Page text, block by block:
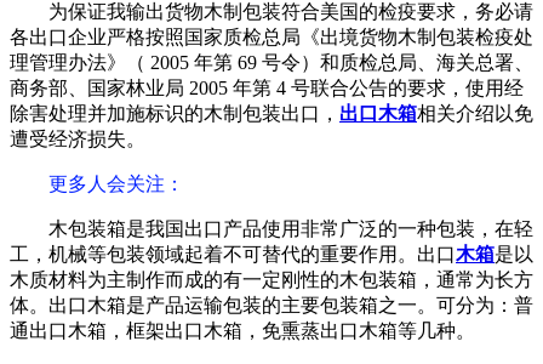
为保证我输出货物木制包装符合美国的检疫要求，务必请
各出口企业严格按照国家质检总局《出境货物木制包装检疫处
理管理办法》（ 2005 年第 69 号令）和质检总局、海关总署、
商务部、国家林业局 2005 年第 4 号联合公告的要求，使用经
除害处理并加施标识的木制包装出口， 出口木箱相关介绍以免
遭受经济损失。
更多人会关注 ：
木包装箱是我国出口产品使用非常广泛的一种包装，在轻
工，机械等包装领域起着不可替代的重要作用。出口木箱是以
木质材料为主制作而成的有一定刚性的木包装箱，通常为长方
体。出口木箱是产品运输包装的主要包装箱之一。可分为：普
通出口木箱，框架出口木箱，免熏蒸出口木箱等几种。